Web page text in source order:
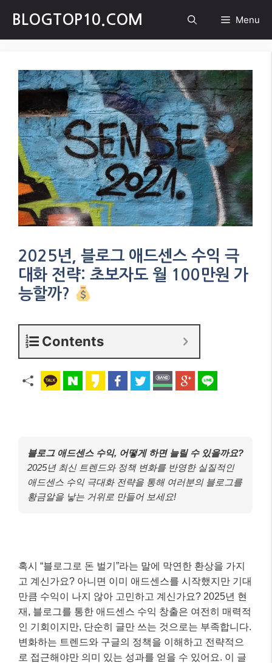
content
BLOGTOP10.COM Menu
2025년, 블로그 애드센스 수익 극
대화 전략: 초보자도 월 100만원 가
능할까?
Contents
블로그 애드센스 수익, 어떻게 하면 늘릴 수 있을까요?
2025년 최신 트렌드와 정책 변화를 반영한 실질적인
애드센스 수익 극대화 전략을 통해 여러분의 블로그를
황금알을 낳는 거위로 만들어 보세요!
혹시 “블로그로 돈 벌기”라는 말에 막연한 환상을 가지
고 계신가요? 아니면 이미 애드센스를 시작했지만 기대
만큼 수익이 나지 않아 고민하고 계신가요? 2025년 현
재, 블로그를 통한 애드센스 수익 창출은 여전히 매력적
인 기회이지만, 단순히 글만 쓰는 것으로는 부족합니다.
변화하는 트렌드와 구글의 정책을 이해하고 전략적으
로 접근해야만 의미 있는 성과를 얻을 수 있어요. 이 글